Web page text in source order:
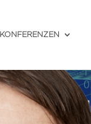
KONFERENZEN